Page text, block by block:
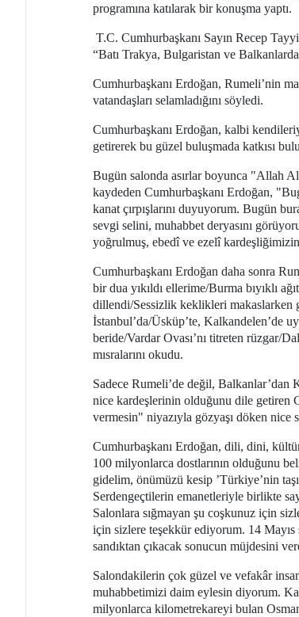
programına katılarak bir konuşma yaptı.
T.C. Cumhurbaşkanı Sayın Recep
“Batı Trakya, Bulgaristan ve
Cumhurbaşkanı Erdoğan, Rumeli’nin
vatandaşları selamladığını söyledi.
Cumhurbaşkanı Erdoğan, kalbi
getirerek bu güzel buluşmada katkısı
Bugün salonda asırlar boyunca "Allah
kaydeden Cumhurbaşkanı Erdoğan,
kanat çırpışlarını duyuyorum. Bugün
sevgi selini, muhabbet deryasını
yoğrulmuş, ebedî ve ezelî
Cumhurbaşkanı Erdoğan daha sonra
bir dua yıkıldı ellerime/Burma bıyıklı
dillendi/Sessizlik keklikleri makaslarken
İstanbul’da/Üsküp’te, Kalkandelen’de
beride/Vardar Ovası’nı titreten rüzgar/
mısralarını okudu.
Sadece Rumeli’de değil,
nice kardeşlerinin olduğunu dile getiren
vermesin" niyazıyla gözyaşı döken nice
Cumhurbaşkanı Erdoğan, dili, dini,
100 milyonlarca dostlarının olduğunu
gidelim, önümüzü kesip ’Türkiye’nin
Serdengeçtilerin emanetleriyle birlikte
Salonlara sığmayan şu coşkunuz için
için sizlere teşekkür ediyorum. 14
sandıktan çıkacak sonucun müjdesini
Salondakilerin çok güzel ve vefakâr
muhabbetimizi daim eylesin diyorum.
milyonlarca kilometrekareyi bulan